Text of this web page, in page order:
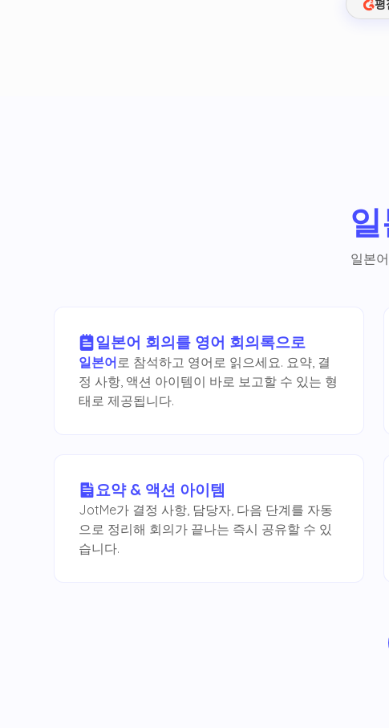
평
일본
일본어 회의를 영어 회의록으로
일본어로 참석하고 영어로 읽으세요. 요약, 결
정 사항, 액션 아이템이 바로 보고할 수 있는 형
태로 제공됩니다.
요약 & 액션 아이템
JotMe가 결정 사항, 담당자, 다음 단계를 자동
으로 정리해 회의가 끝나는 즉시 공유할 수 있
습니다.